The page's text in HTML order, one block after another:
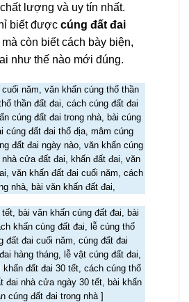
lượng và uy tín nhất.
biết được cúng đất đai
mà còn biết cách bày biện,
như thế nào mới đúng.
năm, văn khấn cúng thổ thần
thần đất đai, cách cúng đất đai
cúng đất đai trong nhà, bài cúng
cúng đất đai thổ địa, mâm cúng
đất đai ngày nào, văn khấn cúng
cửa đất đai, khấn đất đai, văn
văn khấn đất đai cuối năm, cách
nhà, bài văn khấn đất đai,
bài văn khấn cúng đất đai, bài
khấn cúng đất đai, lễ cúng thổ
đất đai cuối năm, cúng đất đai
hàng tháng, lễ vật cúng đất đai,
khấn đất đai 30 tết, cách cúng thổ
đai nhà cửa ngày 30 tết, bài khấn
cúng đất đai trong nhà ]